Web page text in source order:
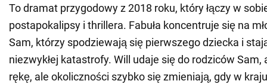
To dramat przygodowy z 2018 roku, który łączy w
postapokalipsy i thrillera. Fabuła koncentruje się na
Sam, którzy spodziewają się pierwszego dziecka i
niezwykłej katastrofy. Will udaje się do rodziców Sam,
rękę, ale okoliczności szybko się zmieniają, gdy w